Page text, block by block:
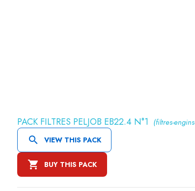
PACK FILTRES PELJOB EB22.4 N°1 (filtres-
 VIEW THIS PACK
 BUY THIS PACK